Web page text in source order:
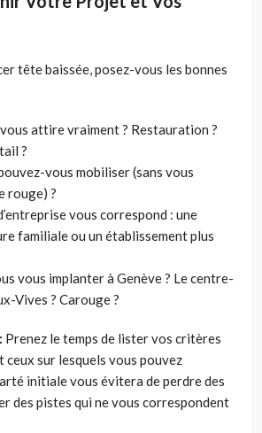
tête baissée, posez-vous les bonnes
attire vraiment ? Restauration ?
?
vous mobiliser (sans vous
rouge) ?
vous correspond : une
familiale ou un établissement plus
vous implanter à Genève ? Le centre-
Vives ? Carouge ?
Prenez le temps de lister vos critères
ceux sur lesquels vous pouvez
initiale vous évitera de perdre des
des pistes qui ne vous correspondent